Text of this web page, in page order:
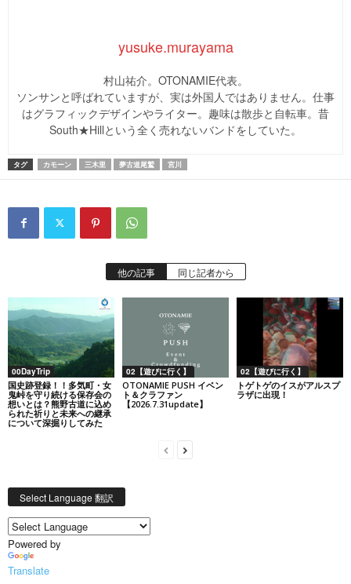
yusuke.murayama
村山祐介。OTONAMIE代表。
ソンサンと呼ばれていますが、実は外国人ではありません。仕事
はグラフィックデザインやライター。趣味は散歩と自転車。昔
South★Hillという全く売れないバンドをしていた。
タグ カモーン 三木里 夢古道尾鷲 宮川
他の記事 同じ記者から
00DayTrip
国史跡登録！！多気町・女
鬼峠を守り続ける保存会の
想いとは？熊野古道に込め
られた祈りと未来への継承
について深掘りしてみた
02【遊びに行く】
OTONAMIE PUSH イベン
ト＆クラファン
【2026.7.31update】
02【遊びに行く】
トゲトゲのイスがアルスプ
ラザに出現！
Select Language 翻訳
Powered by
Translate